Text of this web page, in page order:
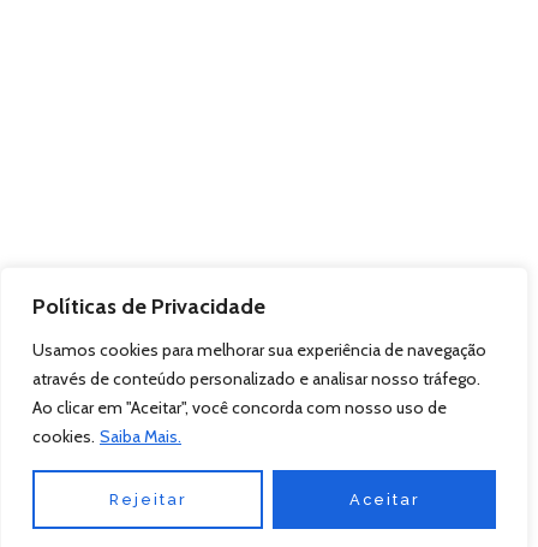
Políticas de Privacidade
Usamos cookies para melhorar sua experiência de navegação
através de conteúdo personalizado e analisar nosso tráfego.
Ao clicar em "Aceitar", você concorda com nosso uso de
cookies. Saiba Mais.
Rejeitar Aceitar